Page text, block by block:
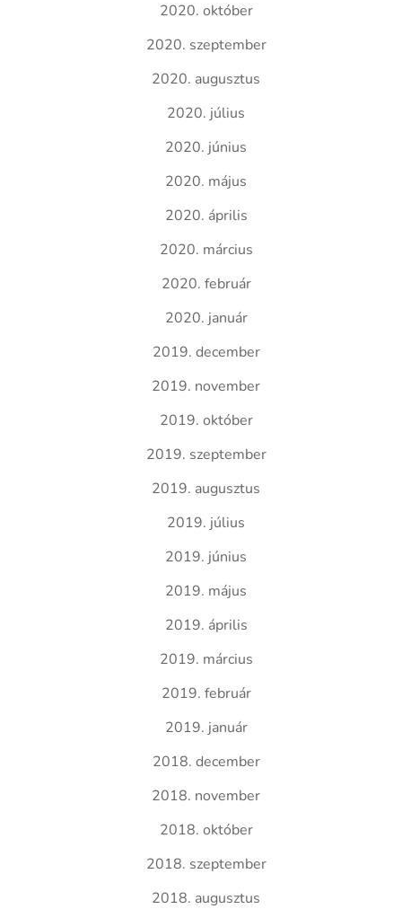
2020. október
2020. szeptember
2020. augusztus
2020. július
2020. június
2020. május
2020. április
2020. március
2020. február
2020. január
2019. december
2019. november
2019. október
2019. szeptember
2019. augusztus
2019. július
2019. június
2019. május
2019. április
2019. március
2019. február
2019. január
2018. december
2018. november
2018. október
2018. szeptember
2018. augusztus